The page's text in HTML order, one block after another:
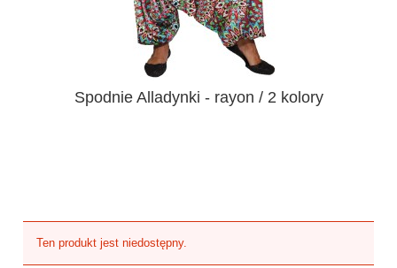
Spodnie Alladynki - rayon / 2 kolory
Ten produkt jest niedostępny.